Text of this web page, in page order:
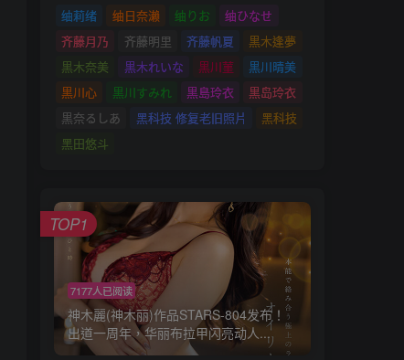
䌷莉绪 䌷日奈濑 䌷りお
䌷ひなせ
齐藤月乃
齐藤明里 齐藤帆夏
黒木逢夢
黒木奈美
黒木れいな 黒川菫
黒川晴美
黒川心
黒川すみれ 黒島玲衣
黒岛玲衣
黒奈るしあ
黑科技 修复老旧照片
黑科技
黑田悠斗
7177人已阅读
神木麗(神木丽)作品STARS-804发布！
出道一周年，华丽布拉甲闪亮动人...
TOP1